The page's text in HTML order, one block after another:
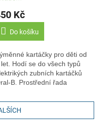
Kč
Do košíku
kartáčky pro děti od
Hodí se do všech typů
zubních kartáčků
B. Prostřední řada
skusných plošek zubů